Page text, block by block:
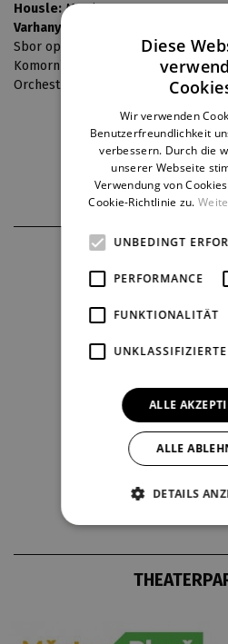
Housle: Martin Kos
Varhany:
Sbor opery DJKT
Komorní sbor Pražské konzervatoře
Orchestr opery DJKT
Konzert Ausführung
FOTOS AUS DER
Diese
Wir verwenden
Benutzerfreundlichkeit
verbessern. Durch die
unserer Webseite
Verwendung von
Cookie-Richtlinie zu.
UNBEDINGT
PERFORMANCE
FUNKTIONALITÄT
UNKLASSIFIZIERTE
ALLE
ALLE
DETAILS